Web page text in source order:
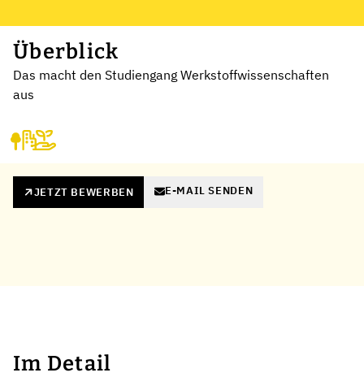
Überblick
Das macht den Studiengang Werkstoffwissenschaften
aus
JETZT BEWERBEN E-MAIL SENDEN
Im Detail